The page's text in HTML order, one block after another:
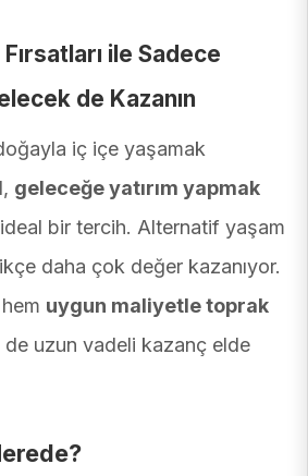
ile Sadece
de Kazanın
iç içe yaşamak
geleceğe yatırım yapmak
bir tercih. Alternatif yaşam
daha çok değer kazanıyor.
uygun maliyetle toprak
de uzun vadeli kazanç elde